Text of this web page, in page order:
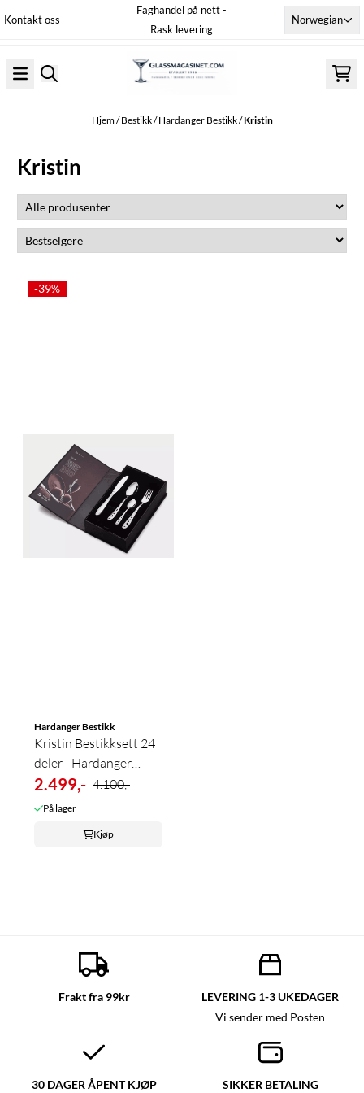
Hopp til innhold
Kontakt oss
Faghandel på nett -
Rask levering
Norwegian
Hjem/Bestikk/Hardanger Bestikk/Kristin
Kristin
-39%
Hardanger Bestikk
Kristin Bestikksett 24
deler | Hardanger
Bestikk ...
2.499,- 4.100,-
På lager
Kjøp
Frakt fra 99kr LEVERING 1-3 UKEDAGER
Vi sender med Posten
30 DAGER ÅPENT KJØP SIKKER BETALING